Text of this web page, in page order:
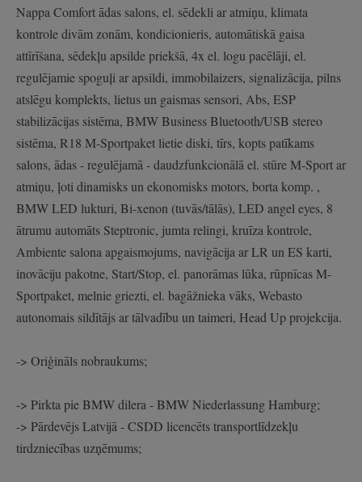
Nappa Comfort ādas salons, el. sēdekli ar atmiņu, klimata
kontrole divām zonām, kondicionieris, automātiskā gaisa
attīrīšana, sēdekļu apsilde priekšā, 4x el. logu pacēlāji, el.
regulējamie spoguļi ar apsildi, immobilaizers, signalizācija, pilns
atslēgu komplekts, lietus un gaismas sensori, Abs, ESP
stabilizācijas sistēma, BMW Business Bluetooth/USB stereo
sistēma, R18 M-Sportpaket lietie diski, tīrs, kopts patīkams
salons, ādas - regulējamā - daudzfunkcionālā el. stūre M-Sport ar
atmiņu, ļoti dinamisks un ekonomisks motors, borta komp. ,
BMW LED lukturi, Bi-xenon (tuvās/tālās), LED angel eyes, 8
ātrumu automāts Steptronic, jumta relingi, kruīza kontrole,
Ambiente salona apgaismojums, navigācija ar LR un ES karti,
inovāciju pakotne, Start/Stop, el. panorāmas lūka, rūpnīcas M-
Sportpaket, melnie griezti, el. bagāžnieka vāks, Webasto
autonomais sildītājs ar tālvadību un taimeri, Head Up projekcija.
-> Oriģināls nobraukums;
-> Pirkta pie BMW dilera - BMW Niederlassung Hamburg;
-> Pārdevējs Latvijā - CSDD licencēts transportlīdzekļu
tirdzniecības uzņēmums;